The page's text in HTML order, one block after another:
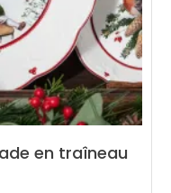
en traîneau